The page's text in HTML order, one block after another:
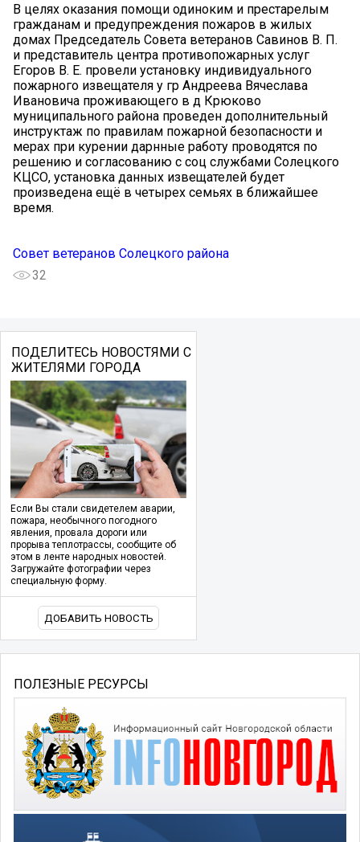
В целях оказания помощи одиноким и престарелым
гражданам и предупреждения пожаров в жилых
домах Председатель Совета ветеранов Савинов В. П.
и представитель центра противопожарных услуг
Егоров В. Е. провели установку индивидуального
пожарного извещателя у гр Андреева Вячеслава
Ивановича проживающего в д Крюково
муниципального района проведен дополнительный
инструктаж по правилам пожарной безопасности и
мерах при курении дарнные работу проводятся по
решению и согласованию с соц службами Солецкого
КЦСО, установка данных извещателей будет
произведена ещё в четырех семьях в ближайшее
время.
Совет ветеранов Солецкого района
32
ПОДЕЛИТЕСЬ НОВОСТЯМИ С
ЖИТЕЛЯМИ ГОРОДА
Если Вы стали свидетелем аварии,
пожара, необычного погодного
явления, провала дороги или
прорыва теплотрассы, сообщите об
этом в ленте народных новостей.
Загружайте фотографии через
специальную форму.
ДОБАВИТЬ НОВОСТЬ
ПОЛЕЗНЫЕ РЕСУРСЫ